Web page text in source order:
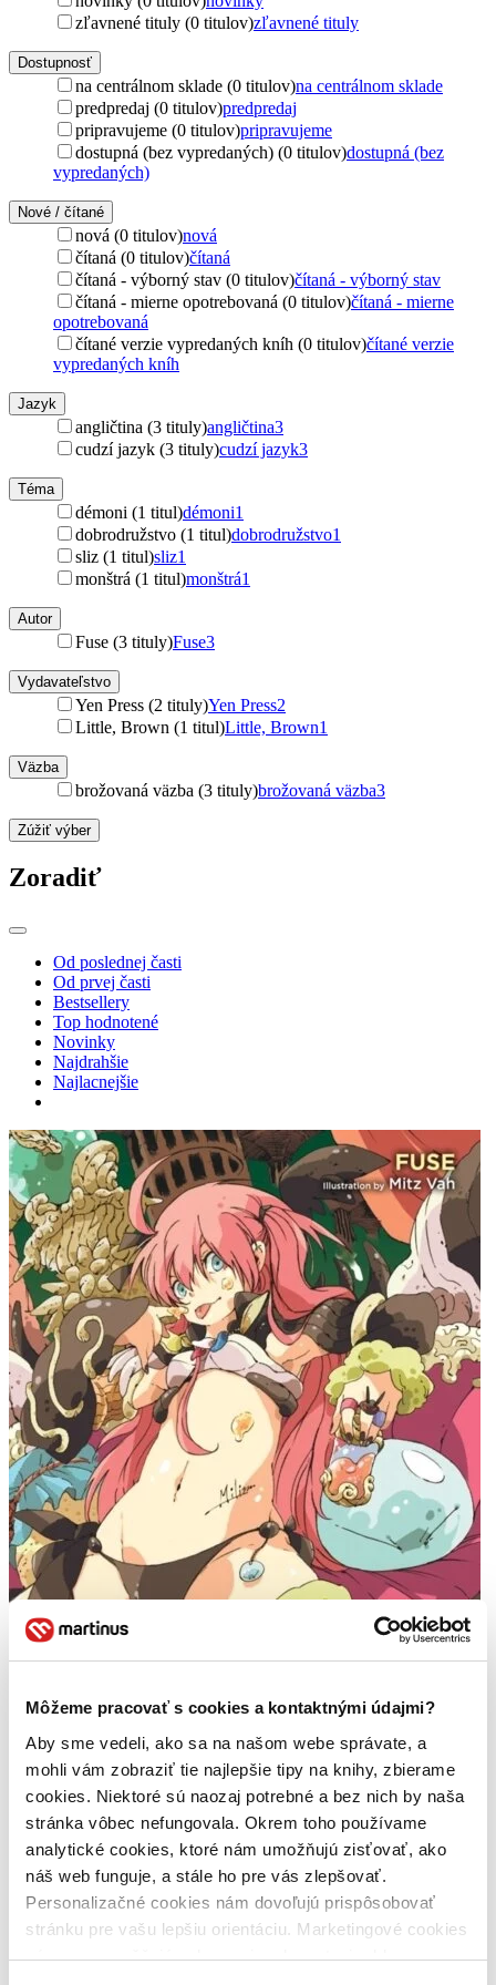
Môžeme pracovať s cookies a kontaktnými údajmi?
Aby sme vedeli, ako sa na našom webe správate, a
mohli vám zobraziť tie najlepšie tipy na knihy, zbierame
cookies. Niektoré sú naozaj potrebné a bez nich by naša
stránka vôbec nefungovala. Okrem toho používame
analytické cookies, ktoré nám umožňujú zisťovať, ako
náš web funguje, a stále ho pre vás zlepšovať.
Personalizačné cookies nám dovoľujú prispôsobovať
stránku pre vašu lepšiu orientáciu. Marketingové cookies
nám zas umožňujú zobrazenie relevantnej reklamy.
zľavnené tituly (0 titulov)zľavnené tituly
Dostupnosť
na centrálnom sklade (0 titulov)na centrálnom sklade
predpredaj (0 titulov)predpredaj
pripravujeme (0 titulov)pripravujeme
dostupná (bez vypredaných) (0 titulov)dostupná (bez
vypredaných)
Nové / čítané
nová (0 titulov)nová
čítaná (0 titulov)čítaná
čítaná - výborný stav (0 titulov)čítaná - výborný stav
čítaná - mierne opotrebovaná (0 titulov)čítaná - mierne
opotrebovaná
čítané verzie vypredaných kníh (0 titulov)čítané verzie
vypredaných kníh
Jazyk
angličtina (3 tituly)angličtina3
cudzí jazyk (3 tituly)cudzí jazyk3
Téma
démoni (1 titul)démoni1
dobrodružstvo (1 titul)dobrodružstvo1
sliz (1 titul)sliz1
monštrá (1 titul)monštrá1
Autor
Fuse (3 tituly)Fuse3
Vydavateľstvo
Yen Press (2 tituly)Yen Press2
Little, Brown (1 titul)Little, Brown1
Väzba
brožovaná väzba (3 tituly)brožovaná väzba3
Zúžiť výber
Zoradiť
Od poslednej časti
Od prvej časti
Bestsellery
Top hodnotené
Novinky
Najdrahšie
Najlacnejšie
That Time I Got Reincarnated as a Slime, Vol. 3 (light novel)
EN
Fuse